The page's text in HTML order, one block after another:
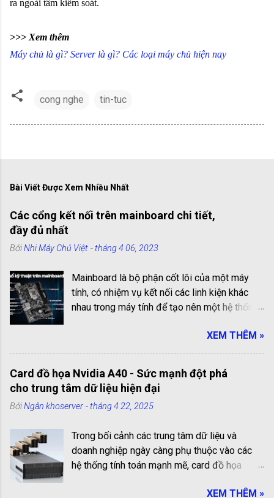
ra ngoài tầm kiểm soát.
>>> Xem thêm
Máy chủ là gì? Server là gì? Các loại máy chủ hiện nay
cong nghe tin-tuc
Bài Viết Được Xem Nhiều Nhất
Các cổng kết nối trên mainboard chi tiết,
đầy đủ nhất
BởiNhi Máy Chủ Việt -tháng 4 06, 2023
Mainboard là bộ phận cốt lõi của một máy
tính, có nhiệm vụ kết nối các linh kiện khác
nhau trong máy tính để tạo nên một hệ thống
mainboard là những cổng truyền thông giúp
kết nối các linh kiện với nhau. Chúng có vai trò
quan trọng trong việc kết nối và truyền tải dữ
liệu giữa các linh kiện bên trong máy tính.
Trong bài viết này, chúng ta sẽ cùng tìm hiểu
chi tiết và đầy đủ nhất về các cổng kết nối
kê các cổng kết nối trên mainboard: 1.Cổng
PS2 (PlayStation 2) Cổng PS2 có dạng hình
tròn, 6 chân và 1 lỗ hình chữ nhật ở giữa, là
XEM THÊM »
Card đồ họa Nvidia A40 - Sức mạnh đột phá
cho trung tâm dữ liệu hiện đại
BởiNgân khoserver -tháng 4 22, 2025
Trong bối cảnh các trung tâm dữ liệu và
doanh nghiệp ngày càng phụ thuộc vào các
hệ thống tính toán mạnh mẽ, card đồ họa
không thể bỏ qua. Không chỉ mang trong mình
XEM THÊM »